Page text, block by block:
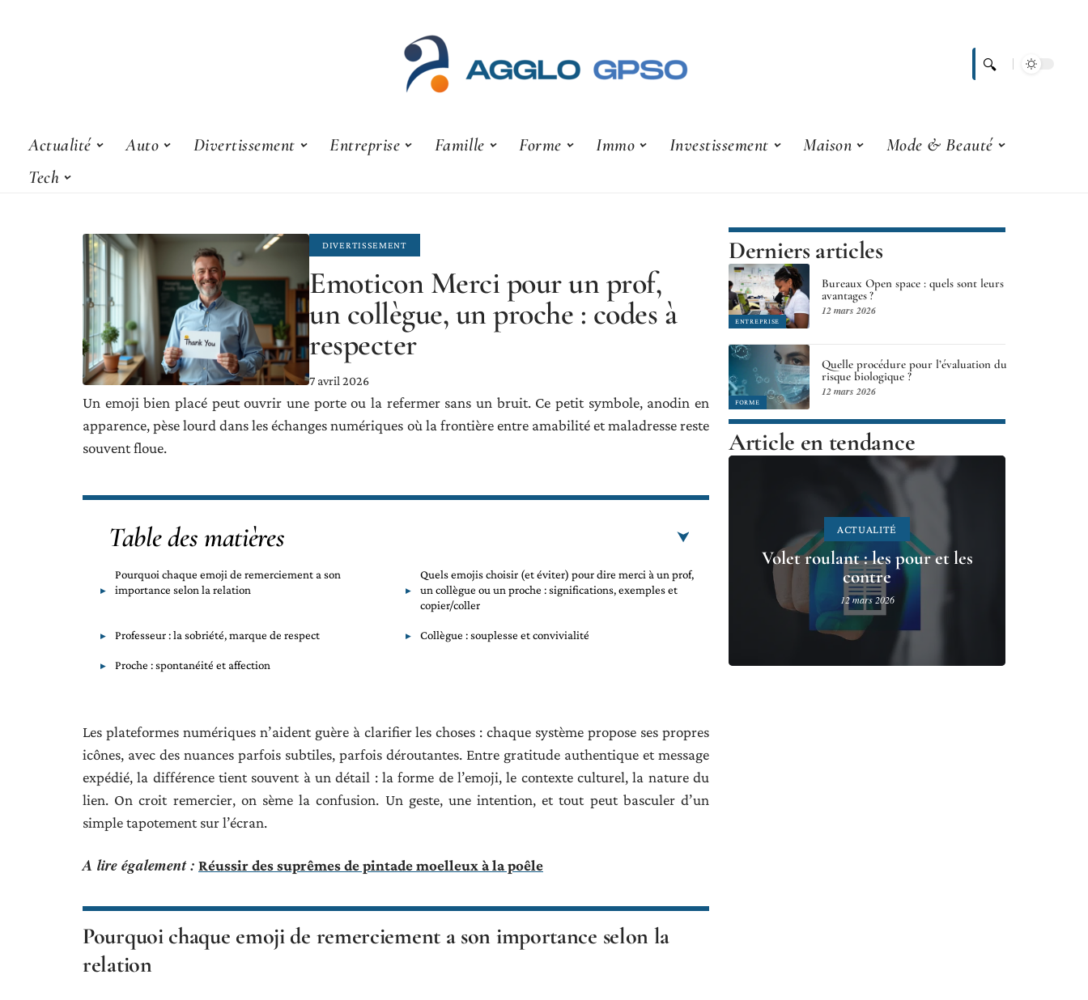
Actualité Auto Divertissement Entreprise Famille Forme Immo Investissement Maison
Mode & Beauté
Tech
DIVERTISSEMENT
Emoticon Merci pour un prof,
un collègue, un proche : codes à
respecter
7 avril 2026
Un emoji bien placé peut ouvrir une porte ou la refermer sans un bruit. Ce petit symbole, anodin en
apparence, pèse lourd dans les échanges numériques où la frontière entre amabilité et maladresse reste
souvent floue.
Table des matières
Pourquoi chaque emoji de remerciement a son
importance selon la relation
Quels emojis choisir (et éviter) pour dire merci à un prof,
un collègue ou un proche : significations, exemples et
copier/coller
Professeur : la sobriété, marque de respect Collègue : souplesse et convivialité
Proche : spontanéité et affection
Les plateformes numériques n’aident guère à clarifier les choses : chaque système propose ses propres
icônes, avec des nuances parfois subtiles, parfois déroutantes. Entre gratitude authentique et message
expédié, la différence tient souvent à un détail : la forme de l’emoji, le contexte culturel, la nature du
lien. On croit remercier, on sème la confusion. Un geste, une intention, et tout peut basculer d’un
simple tapotement sur l’écran.
A lire également : Réussir des suprêmes de pintade moelleux à la poêle
Pourquoi chaque emoji de remerciement a son importance selon la
relation
Derniers articles
ENTREPRISE
Bureaux Open space : quels sont leurs
avantages ?
12 mars 2026
FORME
Quelle procédure pour l’évaluation du
risque biologique ?
12 mars 2026
Article en tendance
ACTUALITÉ
Volet roulant : les pour et les
contre
12 mars 2026